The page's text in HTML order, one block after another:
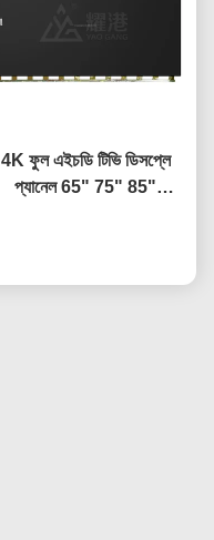
4K ফুল এইচডি টিভি ডিসপ্লে
প্যানেল 65" 75" 85"